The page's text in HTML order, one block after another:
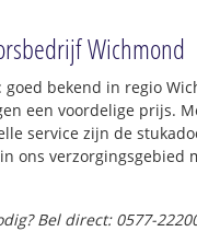
Wichmond
goed bekend in regio
een voordelige prijs.
service zijn de
ons verzorgingsgebied
Bel direct: 0577-